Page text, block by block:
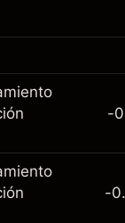
está
sobre:
-
-